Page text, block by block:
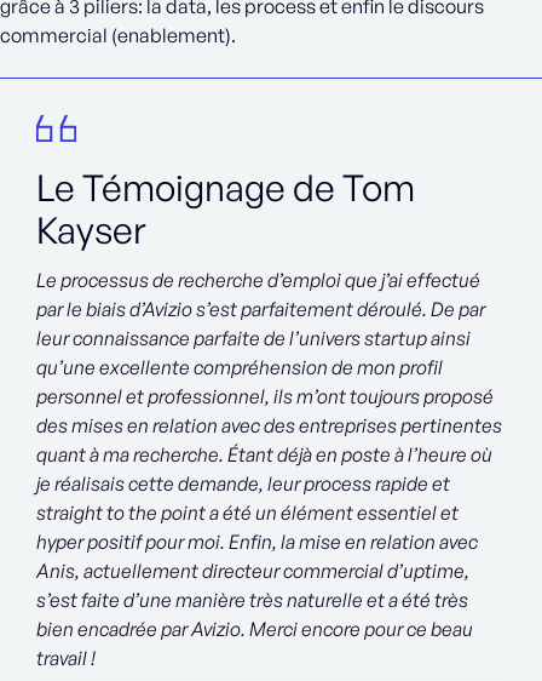
grâce à 3 piliers: la data, les process et enfin le discours
commercial (enablement).
Le Témoignage de Tom
Kayser
Le processus de recherche d’emploi que j’ai effectué
par le biais d’Avizio s’est parfaitement déroulé. De par
leur connaissance parfaite de l’univers startup ainsi
qu’une excellente compréhension de mon profil
personnel et professionnel, ils m’ont toujours proposé
des mises en relation avec des entreprises pertinentes
quant à ma recherche. Étant déjà en poste à l’heure où
je réalisais cette demande, leur process rapide et
straight to the point a été un élément essentiel et
hyper positif pour moi. Enfin, la mise en relation avec
Anis, actuellement directeur commercial d’uptime,
s’est faite d’une manière très naturelle et a été très
bien encadrée par Avizio. Merci encore pour ce beau
travail !